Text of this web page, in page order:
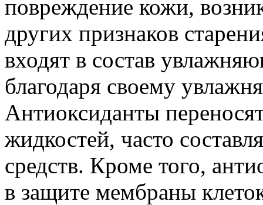
повреждение кожи,
других признаков
входят в состав
благодаря своему
Антиоксиданты
жидкостей, часто
средств. Кроме того,
в защите мембраны